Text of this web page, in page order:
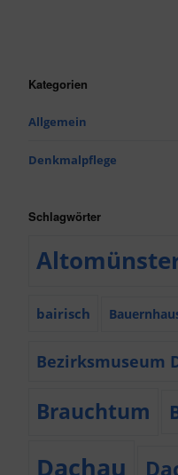
Kategorien
Allgemein
Denkmalpflege
Schlagwörter
bairisch
Bezirksmuseum
Brauchtum
Dachau